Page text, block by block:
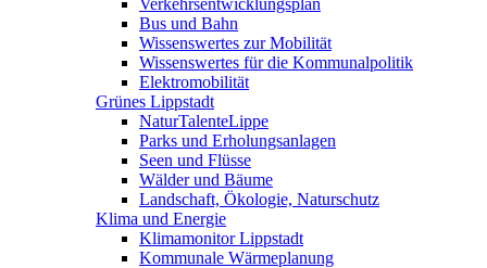
Verkehrsentwicklungsplan
Bus und Bahn
Wissenswertes zur Mobilität
Wissenswertes für die Kommunalpolitik
Elektromobilität
Grünes Lippstadt
NaturTalenteLippe
Parks und Erholungsanlagen
Seen und Flüsse
Wälder und Bäume
Landschaft, Ökologie, Naturschutz
Klima und Energie
Klimamonitor Lippstadt
Kommunale Wärmeplanung